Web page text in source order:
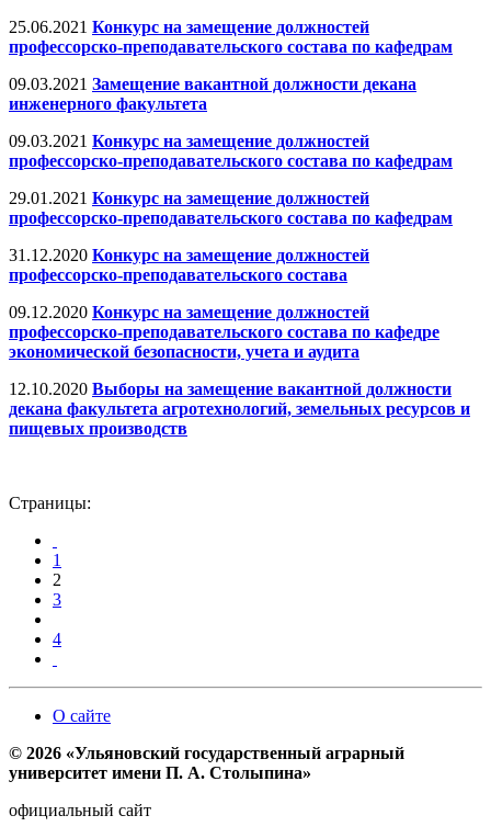
25.06.2021 Конкурс на замещение должностей
профессорско-преподавательского состава по кафедрам
09.03.2021 Замещение вакантной должности декана
инженерного факультета
09.03.2021 Конкурс на замещение должностей
профессорско-преподавательского состава по кафедрам
29.01.2021 Конкурс на замещение должностей
профессорско-преподавательского состава по кафедрам
31.12.2020 Конкурс на замещение должностей
профессорско-преподавательского состава
09.12.2020 Конкурс на замещение должностей
профессорско-преподавательского состава по кафедре
экономической безопасности, учета и аудита
12.10.2020 Выборы на замещение вакантной должности
декана факультета агротехнологий, земельных ресурсов и
пищевых производств
Страницы:
1
2
3
4
О сайте
© 2026 «Ульяновский государственный аграрный
университет имени П. А. Столыпина»
официальный сайт